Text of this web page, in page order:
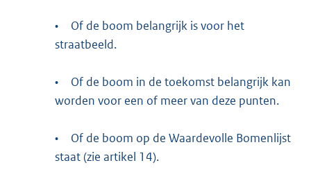
•
Of de boom belangrijk is voor het
straatbeeld.
•
Of de boom in de toekomst belangrijk kan
worden voor een of meer van deze punten.
•
Of de boom op de Waardevolle Bomenlijst
staat (zie artikel 14).